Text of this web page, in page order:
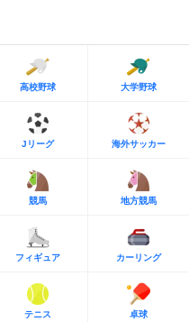
高校野球 大学野球
Jリーグ 海外サッカー
競馬 地方競馬
フィギュア カーリング
テニス 卓球